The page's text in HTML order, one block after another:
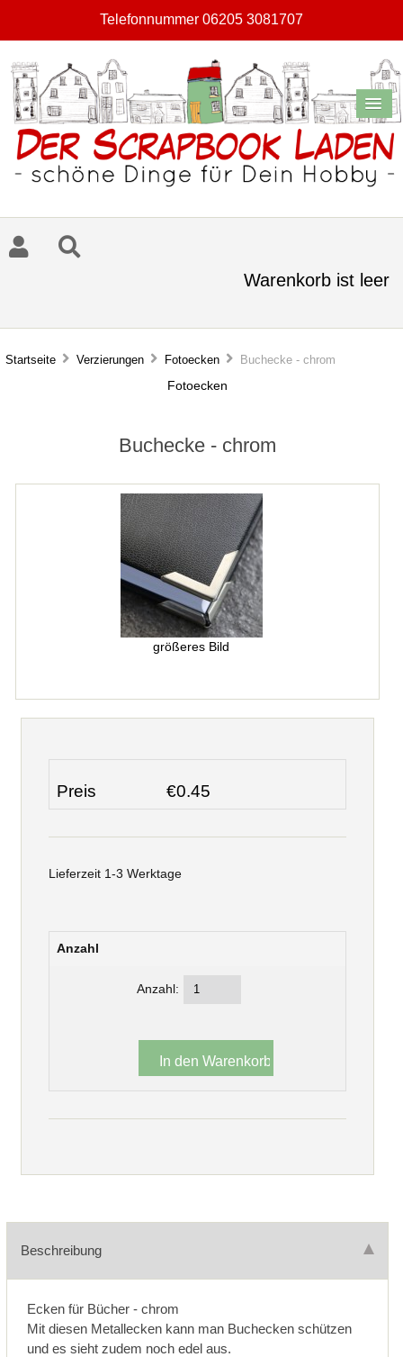
Telefonnummer 06205 3081707
Warenkorb ist leer
Startseite Verzierungen Fotoecken
Buchecke - chrom
Fotoecken
Buchecke - chrom
größeres Bild
Preis €0.45
Lieferzeit 1-3 Werktage
Anzahl
Anzahl:
Beschreibung
Ecken für Bücher - chrom
Mit diesen Metallecken kann man Buchecken schützen
und es sieht zudem noch edel aus.